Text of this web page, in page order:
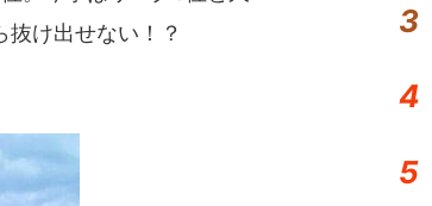
け出せない！？